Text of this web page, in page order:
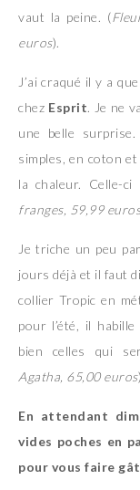
vaut la peine. (
euros).
J’ai craqué il y a
chez Esprit. Je ne
une belle
simples, en coton
la chaleur. Celle-ci
franges, 59,99 euros
Je triche un peu
jours déjà et il faut
collier Tropic en
pour l’été, il
bien celles qui
Agatha, 65,00 euros
En attendant
vides poches en
pour vous faire